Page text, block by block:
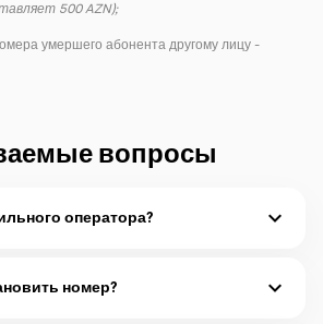
500 AZN);
умершего абонента другому лицу -
вопросы
оператора?
.
номер?